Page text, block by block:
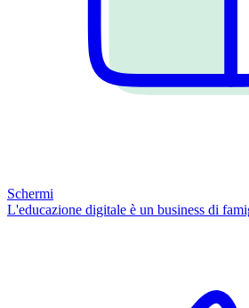
Schermi
L'educazione digitale è un business di